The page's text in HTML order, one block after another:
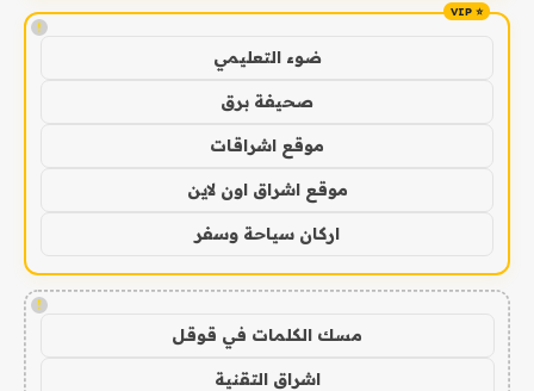
!
ضوء التعليمي
صحيفة برق
موقع اشراقات
موقع اشراق اون لاين
اركان سياحة وسفر
!
مسك الكلمات في قوقل
اشراق التقنية